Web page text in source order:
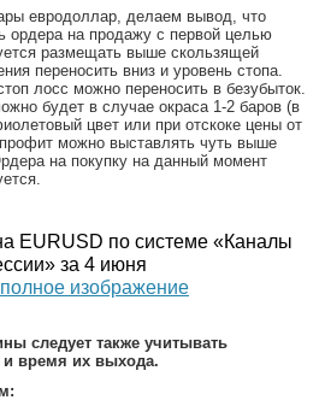
евродоллар, делаем вывод, что
ордера на продажу с первой целью
размещать выше скользящей
переносить вниз и уровень стопа.
лосс можно переносить в безубыток.
будет в случае окраса 1-2 баров (в
цвет или при отскоке цены от
можно выставлять чуть выше
на покупку на данный момент
изображение
следует также учитывать
время их выхода.